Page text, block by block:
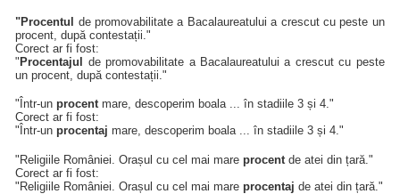
"Procentul de promovabilitate a Bacalaureatului a crescut cu peste un
procent, după contestații."
Corect ar fi fost:
"Procentajul de promovabilitate a Bacalaureatului a crescut cu peste
un procent, după contestații."
"Într-unprocentmare, descoperim boala ... în stadiile 3 și 4."
Corect ar fi fost:
"Într-unprocentaj mare, descoperim boala ... în stadiile 3 și 4."
"Religiile României. Orașul cu cel mai mareprocent de atei din țară."
Corect ar fi fost:
"Religiile României. Orașul cu cel mai mareprocentaj de atei din țară."